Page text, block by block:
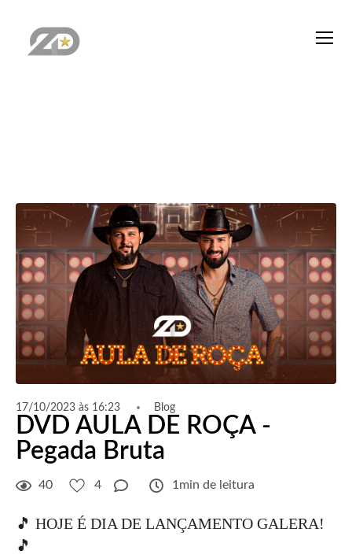
17/10/2023 às 16:23 Blog
DVD AULA DE ROÇA -
Pegada Bruta
40 4 1min de leitura
🎵 HOJE É DIA DE LANÇAMENTO GALERA!
🎵